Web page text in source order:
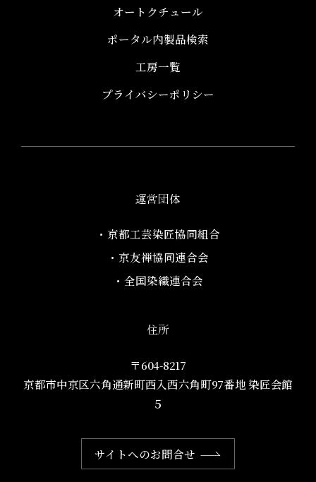
オートクチュール
ポータル内製品検索
工房一覧
プライバシーポリシー
運営団体
・京都工芸染匠協同組合​
・京友禅協同連合会
・全国染織連合会
住所
〒604-8217
京都市中京区六角通新町西入西六角町97番地​ 染匠会館
５
サイトへのお問合せ